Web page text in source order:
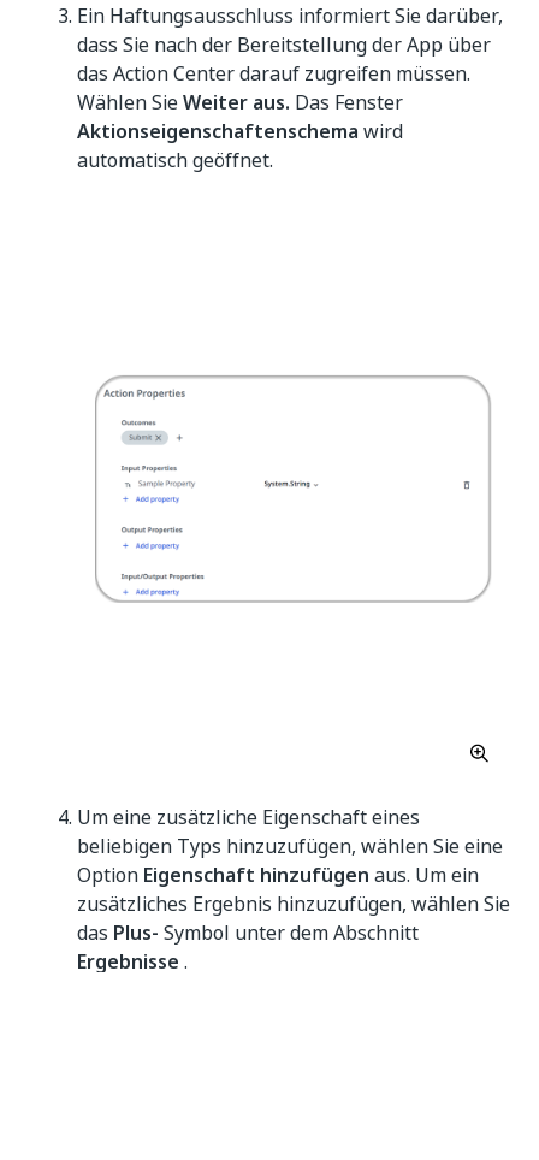
Ein Haftungsausschluss informiert Sie darüber,
dass Sie nach der Bereitstellung der App über
das Action Center darauf zugreifen müssen.
Wählen SieWeiter aus. Das Fenster
Aktionseigenschaftenschema wird
automatisch geöffnet.
Um eine zusätzliche Eigenschaft eines
beliebigen Typs hinzuzufügen, wählen Sie eine
Option Eigenschaft hinzufügen aus. Um ein
zusätzliches Ergebnis hinzuzufügen, wählen Sie
das Plus- Symbol unter dem Abschnitt
Ergebnisse .